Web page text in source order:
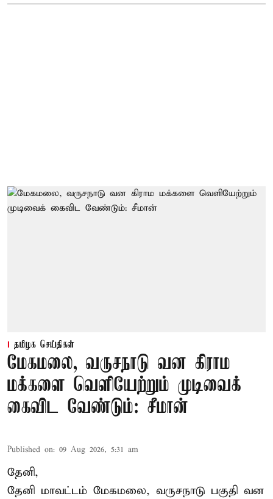
தமிழக செய்திகள்
மேகமலை, வருசநாடு வன கிராம
மக்களை வெளியேற்றும் முடிவைக்
கைவிட வேண்டும்: சீமான்
Published on: 09 Aug 2026, 5:31 am
தேனி,
தேனி மாவட்டம் மேகமலை, வருசநாடு பகுதி வன